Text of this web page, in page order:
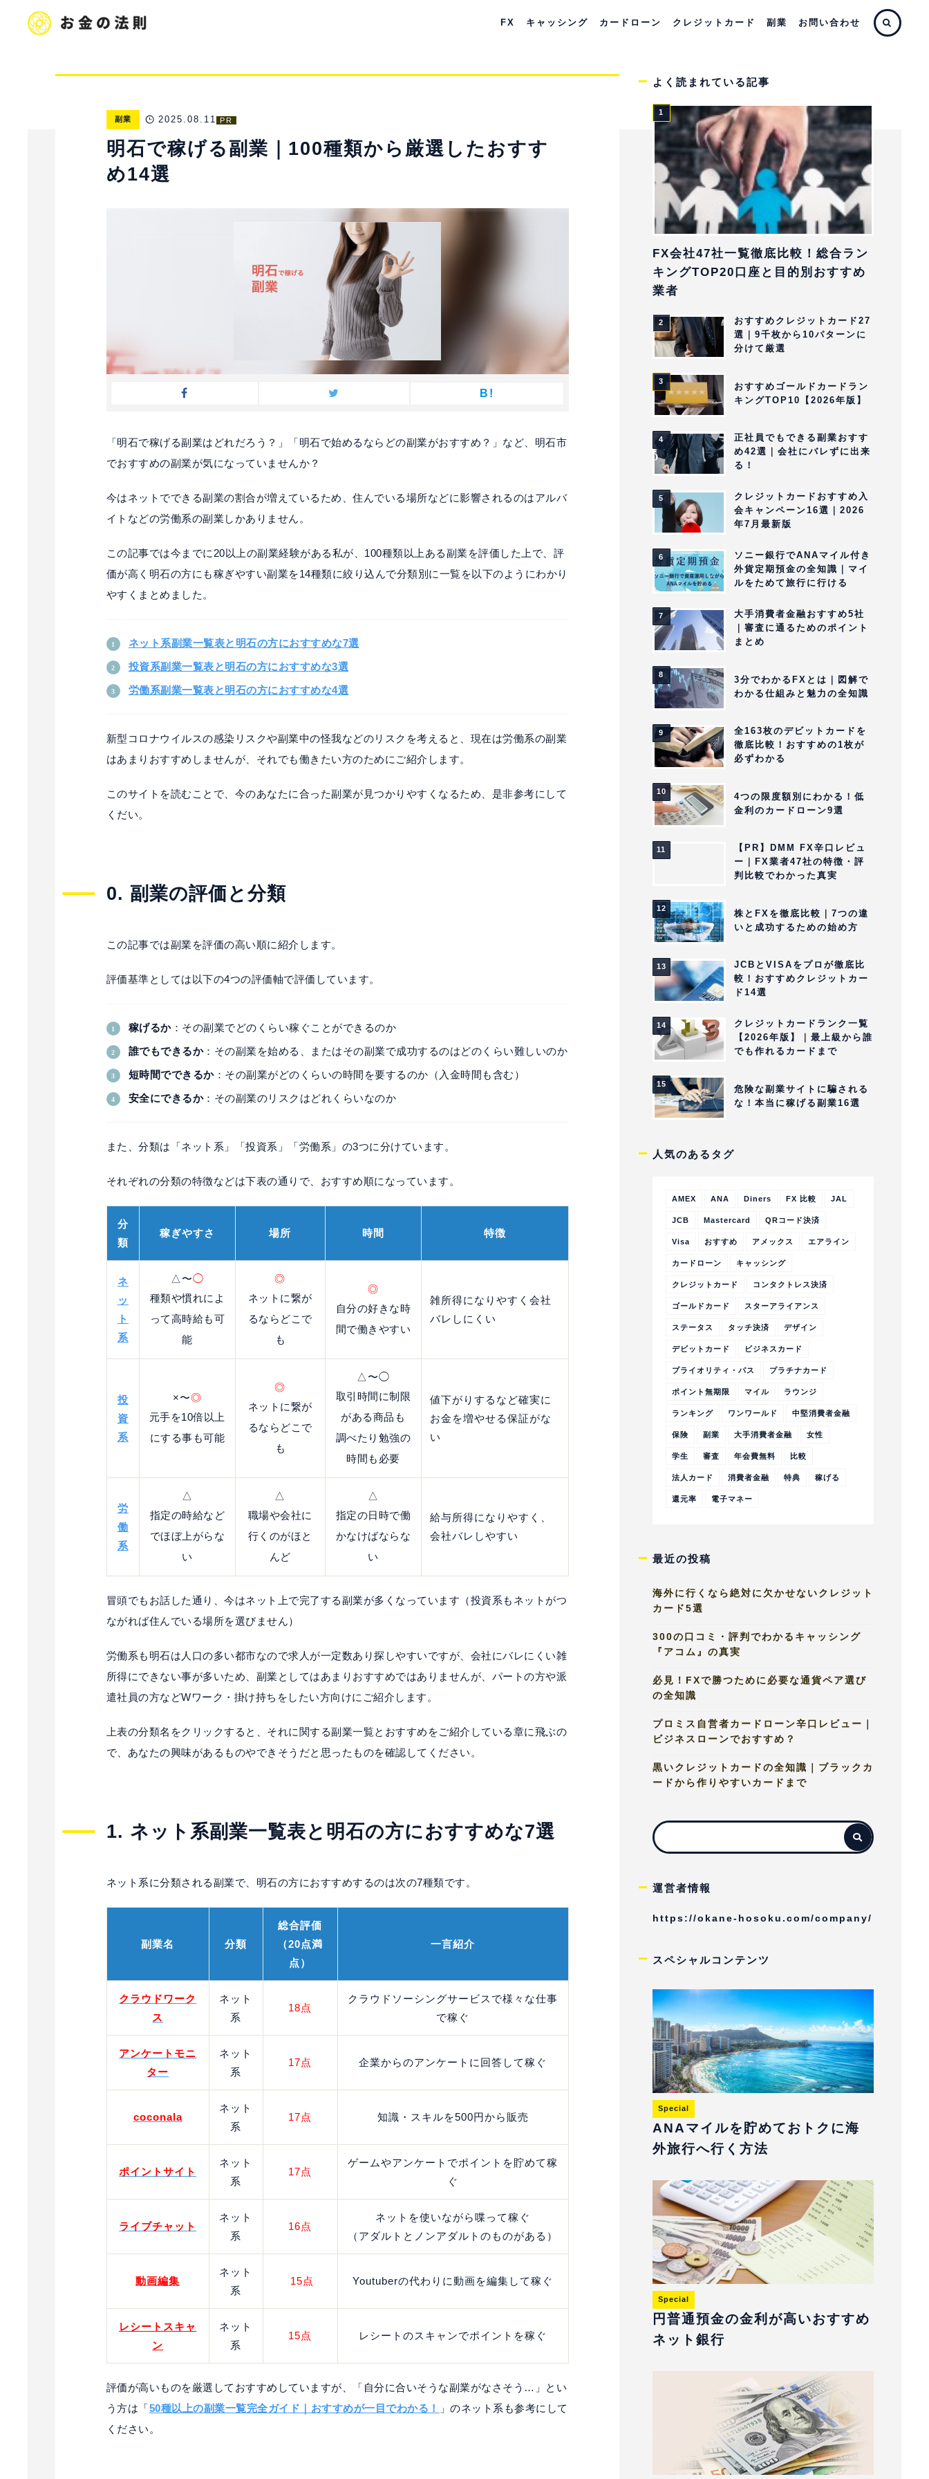
FX キャッシング カードローン クレジットカード 副業 お問い合わせ
PR
副業 2025.08.11
明石で稼げる副業｜100種類から厳選したおすす
め14選
B!
「明石で稼げる副業はどれだろう？」「明石で始めるならどの副業がおすすめ？」など、明石市
でおすすめの副業が気になっていませんか？
今はネットでできる副業の割合が増えているため、住んでいる場所などに影響されるのはアルバ
イトなどの労働系の副業しかありません。
この記事では今までに20以上の副業経験がある私が、100種類以上ある副業を評価した上で、評
価が高く明石の方にも稼ぎやすい副業を14種類に絞り込んで分類別に一覧を以下のようにわかり
やすくまとめました。
ネット系副業一覧表と明石の方におすすめな7選
投資系副業一覧表と明石の方におすすめな3選
労働系副業一覧表と明石の方におすすめな4選
新型コロナウイルスの感染リスクや副業中の怪我などのリスクを考えると、現在は労働系の副業
はあまりおすすめしませんが、それでも働きたい方のためにご紹介します。
このサイトを読むことで、今のあなたに合った副業が見つかりやすくなるため、是非参考にして
くだい。
0. 副業の評価と分類
この記事では副業を評価の高い順に紹介します。
評価基準としては以下の4つの評価軸で評価しています。
稼げるか：その副業でどのくらい稼ぐことができるのか
誰でもできるか：その副業を始める、またはその副業で成功するのはどのくらい難しいのか
短時間でできるか：その副業がどのくらいの時間を要するのか（入金時間も含む）
安全にできるか：その副業のリスクはどれくらいなのか
また、分類は「ネット系」「投資系」「労働系」の3つに分けています。
それぞれの分類の特徴などは下表の通りで、おすすめ順になっています。
分
類
稼ぎやすさ 場所 時間 特徴
ネ
ッ
ト
系
△〜◯
種類や慣れによ
って高時給も可
能
◎
ネットに繋が
るならどこで
も
◎
自分の好きな時
間で働きやすい
雑所得になりやすく会社
バレしにくい
投
資
系
×〜◎
元手を10倍以上
にする事も可能
◎
ネットに繋が
るならどこで
も
△〜◯
取引時間に制限
がある商品も
調べたり勉強の
時間も必要
値下がりするなど確実に
お金を増やせる保証がな
い
労
働
系
△
指定の時給など
でほぼ上がらな
い
△
職場や会社に
行くのがほと
んど
△
指定の日時で働
かなけばならな
い
給与所得になりやすく、
会社バレしやすい
冒頭でもお話した通り、今はネット上で完了する副業が多くなっています（投資系もネットがつ
ながれば住んでいる場所を選びません）
労働系も明石は人口の多い都市なので求人が一定数あり探しやすいですが、会社にバレにくい雑
所得にできない事が多いため、副業としてはあまりおすすめではありませんが、パートの方や派
遣社員の方などWワーク・掛け持ちをしたい方向けにご紹介します。
上表の分類名をクリックすると、それに関する副業一覧とおすすめをご紹介している章に飛ぶの
で、あなたの興味があるものやできそうだと思ったものを確認してください。
1. ネット系副業一覧表と明石の方におすすめな7選
ネット系に分類される副業で、明石の方におすすめするのは次の7種類です。
副業名 分類
総合評価
（20点満
点）
一言紹介
クラウドワーク
ス
ネット
系
18点
クラウドソーシングサービスで様々な仕事
で稼ぐ
アンケートモニ
ター
ネット
系
17点 企業からのアンケートに回答して稼ぐ
coconala
ネット
系
17点 知識・スキルを500円から販売
ポイントサイト
ネット
系
17点
ゲームやアンケートでポイントを貯めて稼
ぐ
ライブチャット
ネット
系
16点
ネットを使いながら喋って稼ぐ
（アダルトとノンアダルトのものがある）
動画編集
ネット
系
15点 Youtuberの代わりに動画を編集して稼ぐ
レシートスキャ
ン
ネット
系
15点 レシートのスキャンでポイントを稼ぐ
評価が高いものを厳選しておすすめしていますが、「自分に合いそうな副業がなさそう…」とい
う方は「50種以上の副業一覧完全ガイド｜おすすめが一目でわかる！
」のネット系も参考にして
ください。
よく読まれている記事
FX会社47社一覧徹底比較！総合ラン
キングTOP20口座と目的別おすすめ
業者
おすすめクレジットカード27
選｜9千枚から10パターンに
分けて厳選
おすすめゴールドカードラン
キングTOP10【2026年版】
正社員でもできる副業おすす
め42選｜会社にバレずに出来
る！
クレジットカードおすすめ入
会キャンペーン16選｜2026
年7月最新版
ソニー銀行でANAマイル付き
外貨定期預金の全知識｜マイ
ルをためて旅行に行ける
大手消費者金融おすすめ5社
｜審査に通るためのポイント
まとめ
3分でわかるFXとは｜図解で
わかる仕組みと魅力の全知識
全163枚のデビットカードを
徹底比較！おすすめの1枚が
必ずわかる
4つの限度額別にわかる！低
金利のカードローン9選
【PR】DMM FX辛口レビュ
ー｜FX業者47社の特徴・評
判比較でわかった真実
株とFXを徹底比較｜7つの違
いと成功するための始め方
JCBとVISAをプロが徹底比
較！おすすめクレジットカー
ド14選
クレジットカードランク一覧
【2026年版】｜最上級から誰
でも作れるカードまで
危険な副業サイトに騙される
な！本当に稼げる副業16選
人気のあるタグ
AMEX ANA Diners FX 比較 JAL
JCB Mastercard QRコード決済
Visa おすすめ アメックス エアライン
カードローン キャッシング
クレジットカード コンタクトレス決済
ゴールドカード スターアライアンス
ステータス タッチ決済 デザイン
デビットカード ビジネスカード
プライオリティ・パス プラチナカード
ポイント無期限 マイル ラウンジ
ランキング ワンワールド 中堅消費者金融
保険 副業 大手消費者金融 女性
学生 審査 年会費無料 比較
法人カード 消費者金融 特典 稼げる
還元率 電子マネー
最近の投稿
海外に行くなら絶対に欠かせないクレジット
カード5選
300の口コミ・評判でわかるキャッシング
『アコム』の真実
必見！FXで勝つために必要な通貨ペア選び
の全知識
プロミス自営者カードローン辛口レビュー｜
ビジネスローンでおすすめ？
黒いクレジットカードの全知識｜ブラックカ
ードから作りやすいカードまで
運営者情報
https://okane-hosoku.com/company/
スペシャルコンテンツ
Special
ANAマイルを貯めておトクに海
外旅行へ行く方法
Special
円普通預金の金利が高いおすすめ
ネット銀行